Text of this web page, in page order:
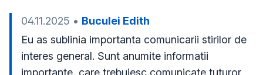
04.11.2025 • Buculei Edith
Eu as sublinia importanta comunicarii stirilor de
interes general. Sunt anumite informatii
importante, care trebuiesc comunicate tuturor,